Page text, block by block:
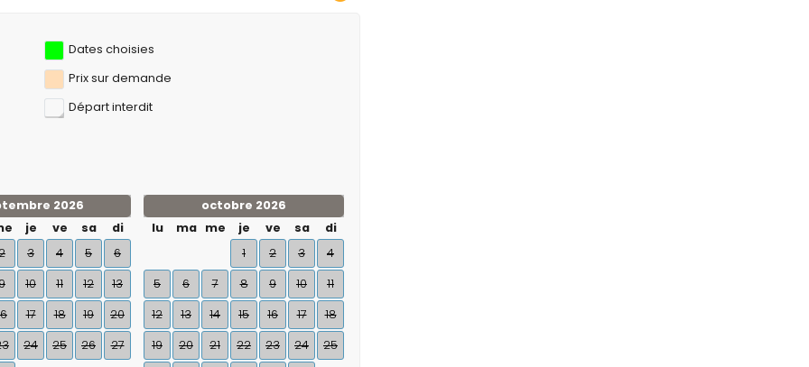
Dates choisies
Prix ​​sur demande
Départ interdit
2026
je ve sa
di
3 4 5
6
10 11 12
13
17 18 19
20
24 25 26
27
octobre 2026
lu
ma me je ve sa
di
1
2 3
4
5
6 7 8 9 10
11
12
13 14 15 16 17
18
19
20 21 22 23 24
25